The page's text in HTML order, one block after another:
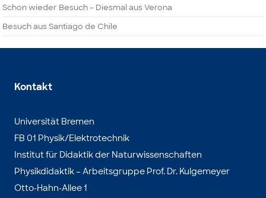
Schon wieder Besuch – Diesmal aus Verona
Besuch aus Santiago de Chile
Kontakt
Universität Bremen
FB 01 Physik/Elektrotechnik
Institut für Didaktik der Naturwissenschaften
Physikdidaktik – Arbeitsgruppe Prof. Dr. Kulgemeyer
Otto-Hahn-Allee 1